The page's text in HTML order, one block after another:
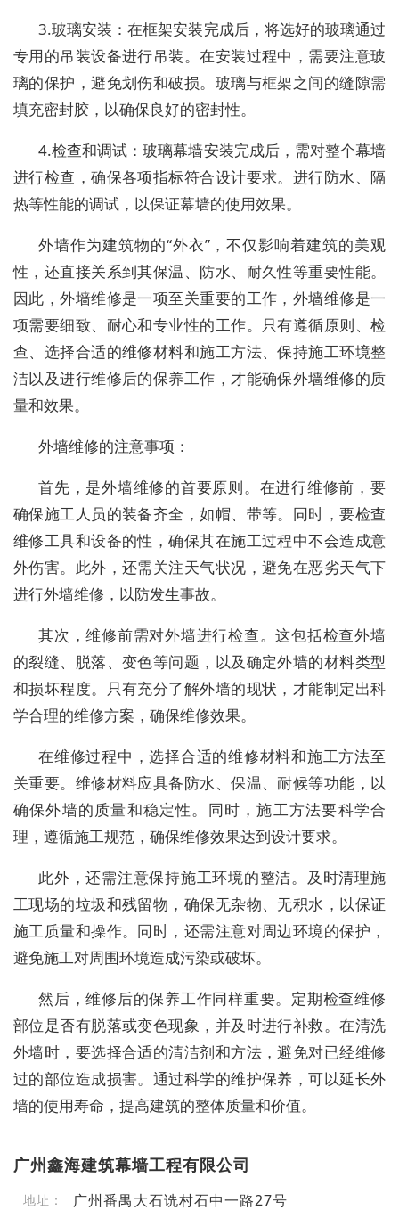
3.玻璃安装：在框架安装完成后，将选好的玻璃通过
专用的吊装设备进行吊装。在安装过程中，需要注意玻
璃的保护，避免划伤和破损。玻璃与框架之间的缝隙需
填充密封胶，以确保良好的密封性。
4.检查和调试：玻璃幕墙安装完成后，需对整个幕墙
进行检查，确保各项指标符合设计要求。进行防水、隔
热等性能的调试，以保证幕墙的使用效果。
外墙作为建筑物的“外衣”，不仅影响着建筑的美观
性，还直接关系到其保温、防水、耐久性等重要性能。
因此，外墙维修是一项至关重要的工作，外墙维修是一
项需要细致、耐心和专业性的工作。只有遵循原则、检
查、选择合适的维修材料和施工方法、保持施工环境整
洁以及进行维修后的保养工作，才能确保外墙维修的质
量和效果。
外墙维修的注意事项：
首先，是外墙维修的首要原则。在进行维修前，要
确保施工人员的装备齐全，如帽、带等。同时，要检查
维修工具和设备的性，确保其在施工过程中不会造成意
外伤害。此外，还需关注天气状况，避免在恶劣天气下
进行外墙维修，以防发生事故。
其次，维修前需对外墙进行检查。这包括检查外墙
的裂缝、脱落、变色等问题，以及确定外墙的材料类型
和损坏程度。只有充分了解外墙的现状，才能制定出科
学合理的维修方案，确保维修效果。
在维修过程中，选择合适的维修材料和施工方法至
关重要。维修材料应具备防水、保温、耐候等功能，以
确保外墙的质量和稳定性。同时，施工方法要科学合
理，遵循施工规范，确保维修效果达到设计要求。
此外，还需注意保持施工环境的整洁。及时清理施
工现场的垃圾和残留物，确保无杂物、无积水，以保证
施工质量和操作。同时，还需注意对周边环境的保护，
避免施工对周围环境造成污染或破坏。
然后，维修后的保养工作同样重要。定期检查维修
部位是否有脱落或变色现象，并及时进行补救。在清洗
外墙时，要选择合适的清洁剂和方法，避免对已经维修
过的部位造成损害。通过科学的维护保养，可以延长外
墙的使用寿命，提高建筑的整体质量和价值。
广州鑫海建筑幕墙工程有限公司
地址： 广州番禺大石诜村石中一路27号